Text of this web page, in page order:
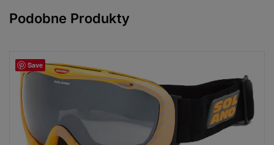
Podobne Produkty
Save